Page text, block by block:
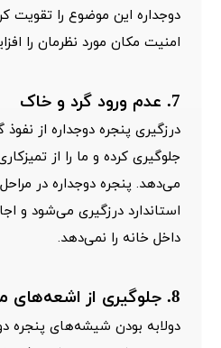
دوجداره این موضوع را تقویت
امنیت مکان مورد نظرمان را
7. عدم ورود گرد و خاک
درزگیری پنجره دوجداره از
جلوگیری کرده و ما را از
می‌دهد. پنجره دوجداره در
استاندارد درزگیری می‌شود و
داخل خانه را نمی‌دهد.
8. جلوگیری از اشعه‌های مضر خورشید
دولابه بودن شیشه‌های پنجره